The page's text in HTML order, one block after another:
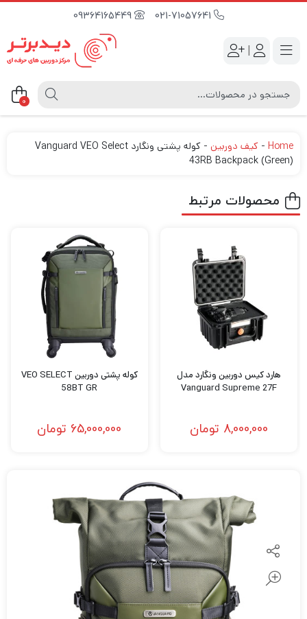
09364165449
|
0
Home
- کیف دوربین -
کوله پشتی ونگارد Vanguard VEO Select
43RB Backpack (Green)
محصولات مرتبط
هارد کیس دوربین ونگارد مدل
Vanguard Supreme 27F
8,000,000 تومان
کوله پشتی دوربین VEO SELECT
58BT GR
65,000,000 تومان